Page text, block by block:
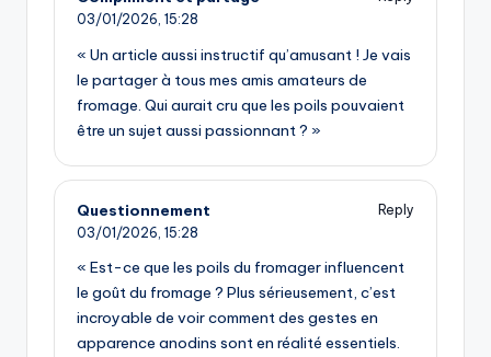
03/01/2026, 15:28
« Un article aussi instructif qu’amusant ! Je vais
le partager à tous mes amis amateurs de
fromage. Qui aurait cru que les poils pouvaient
être un sujet aussi passionnant ? »
Questionnement
Reply
03/01/2026, 15:28
« Est-ce que les poils du fromager influencent
le goût du fromage ? Plus sérieusement, c’est
incroyable de voir comment des gestes en
apparence anodins sont en réalité essentiels.